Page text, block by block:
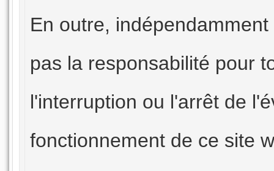
En outre,
pas la responsabilité pour
l'interruption ou l'arrêt de
fonctionnement de ce site